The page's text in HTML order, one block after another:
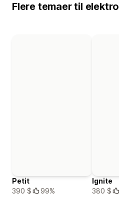
Flere temaer til
Petit
390 $
99%
Ignite
380 $